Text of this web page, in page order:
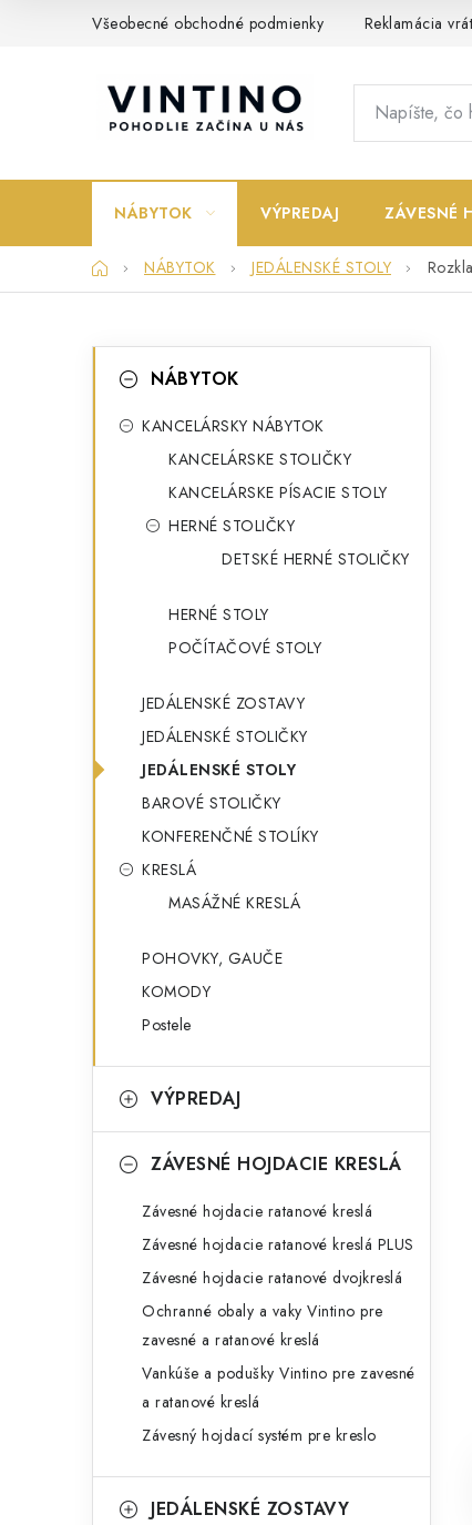
Všeobecné obchodné podmienky Reklamácia
NÁBYTOK VÝPREDAJ ZÁVESNÉ
DomovNÁBYTOK JEDÁLENSKÉ STOLY
kategórieNÁBYTOK
KANCELÁRSKY NÁBYTOK
KANCELÁRSKE STOLIČKY
KANCELÁRSKE PÍSACIE STOLY
HERNÉ STOLIČKY
DETSKÉ HERNÉ STOLIČKY
HERNÉ STOLY
POČÍTAČOVÉ STOLY
JEDÁLENSKÉ ZOSTAVY
JEDÁLENSKÉ STOLIČKY
JEDÁLENSKÉ STOLY
BAROVÉ STOLIČKY
KONFERENČNÉ STOLÍKY
KRESLÁ
MASÁŽNÉ KRESLÁ
POHOVKY, GAUČE
KOMODY
Postele
VÝPREDAJ
ZÁVESNÉ HOJDACIE KRESLÁ
Závesné hojdacie ratanové kreslá
Závesné hojdacie ratanové kreslá PLUS
Závesné hojdacie ratanové dvojkreslá
Ochranné obaly a vaky Vintino pre
zavesné a ratanové kreslá
Vankúše a podušky Vintino pre zavesné
a ratanové kreslá
Závesný hojdací systém pre kreslo
JEDÁLENSKÉ ZOSTAVY